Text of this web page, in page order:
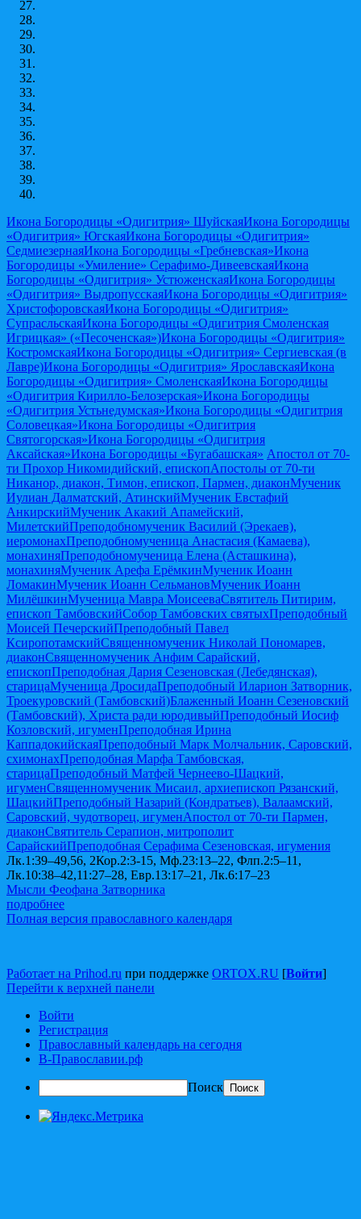
Икона Богородицы «Одигитрия» ШуйскаяИкона Богородицы
«Одигитрия» ЮгскаяИкона Богородицы «Одигитрия»
СедмиезернаяИкона Богородицы «Гребневская»Икона
Богородицы «Умиление» Серафимо-ДивеевскаяИкона
Богородицы «Одигитрия» УстюженскаяИкона Богородицы
«Одигитрия» ВыдропусскаяИкона Богородицы «Одигитрия»
ХристофоровскаяИкона Богородицы «Одигитрия»
СупрасльскаяИкона Богородицы «Одигитрия Смоленская
Игрицкая» («Песоченская»)Икона Богородицы «Одигитрия»
КостромскаяИкона Богородицы «Одигитрия» Сергиевская (в
Лавре)Икона Богородицы «Одигитрия» ЯрославскаяИкона
Богородицы «Одигитрия» СмоленскаяИкона Богородицы
«Одигитрия Кирилло-Белозерская»Икона Богородицы
«Одигитрия Устьнедумская»Икона Богородицы «Одигитрия
Соловецкая»Икона Богородицы «Одигитрия
Святогорская»Икона Богородицы «Одигитрия
Аксайская»Икона Богородицы «Бугабашская» Апостол от 70-
ти Прохор Никомидийский, епископАпостолы от 70-ти
Никанор, диакон, Тимон, епископ, Пармен, диаконМученик
Иулиан Далматский, АтинскийМученик Евстафий
АнкирскийМученик Акакий Апамейский,
МилетскийПреподобномученик Василий (Эрекаев),
иеромонахПреподобномученица Анастасия (Камаева),
монахиняПреподобномученица Елена (Асташкина),
монахиняМученик Арефа ЕрёмкинМученик Иоанн
ЛомакинМученик Иоанн СельмановМученик Иоанн
МилёшкинМученица Мавра МоисееваСвятитель Питирим,
епископ ТамбовскийСобор Тамбовских святыхПреподобный
Моисей ПечерскийПреподобный Павел
КсиропотамскийСвященномученик Николай Пономарев,
диаконСвященномученик Анфим Сарайский,
епископПреподобная Дария Сезеновская (Лебедянская),
старицаМученица ДросидаПреподобный Иларион Затворник,
Троекуровский (Тамбовский)Блаженный Иоанн Сезеновский
(Тамбовский), Христа ради юродивыйПреподобный Иосиф
Козловский, игуменПреподобная Ирина
КаппадокийскаяПреподобный Марк Молчальник, Саровский,
схимонахПреподобная Марфа Тамбовская,
старицаПреподобный Матфей Чернеево-Шацкий,
игуменСвященномученик Мисаил, архиепископ Рязанский,
ШацкийПреподобный Назарий (Кондратьев), Валаамский,
Саровский, чудотворец, игуменАпостол от 70-ти Пармен,
диаконСвятитель Серапион, митрополит
СарайскийПреподобная Серафима Сезеновская, игумения
Лк.1:39–49,56, 2Кор.2:3-15, Мф.23:13–22, Флп.2:5–11,
Лк.10:38–42,11:27–28, Евр.13:17–21, Лк.6:17–23
Мысли Феофана Затворника
подробнее
Полная версия православного календаря
Работает на Prihod.ru при поддержке ORTOX.RU [Войти]
Перейти к верхней панели
Войти
Регистрация
Православный календарь на сегодня
В-Православии.рф
Поиск